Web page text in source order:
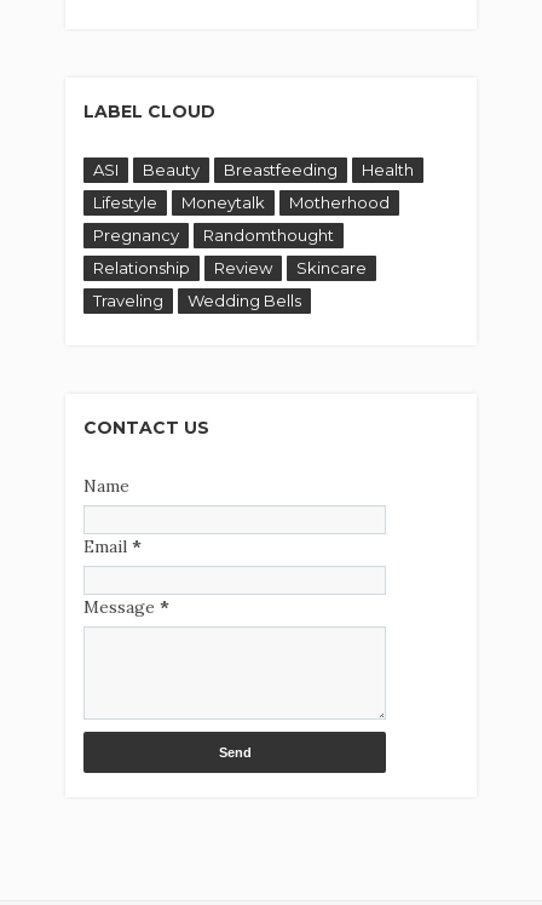
LABEL CLOUD
ASI Beauty Breastfeeding
Health
Lifestyle
Moneytalk
Motherhood
Pregnancy
Randomthought
Relationship
Review
Skincare
Traveling
Wedding Bells
CONTACT US
Name
Email *
Message *